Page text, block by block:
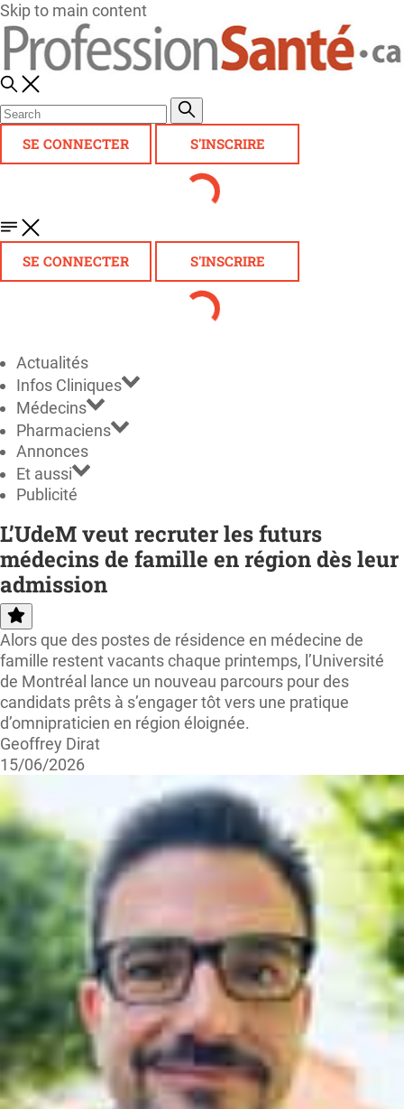
Skip to main content
SE CONNECTER S'INSCRIRE
SE CONNECTER S'INSCRIRE
Actualités
Infos Cliniques
Médecins
Pharmaciens
Annonces
Et aussi
Publicité
L’UdeM veut recruter les futurs
médecins de famille en région dès leur
admission
Alors que des postes de résidence en médecine de
famille restent vacants chaque printemps, l’Université
de Montréal lance un nouveau parcours pour des
candidats prêts à s’engager tôt vers une pratique
d’omnipraticien en région éloignée.
Geoffrey Dirat
15/06/2026